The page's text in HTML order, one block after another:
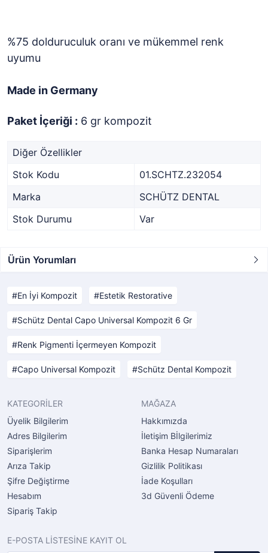
%75 dolduruculuk oranı ve mükemmel renk
uyumu
Made in Germany
Paket İçeriği : 6 gr kompozit
Diğer Özellikler
Stok Kodu
01.SCHTZ.232054
Marka
SCHÜTZ DENTAL
Stok Durumu
Var
Ürün Yorumları
En İyi Kompozit Estetik Restorative
Schütz Dental Capo Universal Kompozit 6 Gr
Renk Pigmenti İçermeyen Kompozit
Capo Universal Kompozit Schütz Dental Kompozit
KATEGORİLER
Üyelik Bilgilerim
Adres Bilgilerim
Siparişlerim
Arıza Takip
Şifre Değiştirme
Hesabım
Sipariş Takip
MAĞAZA
Hakkımızda
İletişim Bİlgilerimiz
Banka Hesap Numaraları
Gizlilik Politikası
İade Koşulları
3d Güvenli Ödeme
E-POSTA LİSTESİNE KAYIT OL